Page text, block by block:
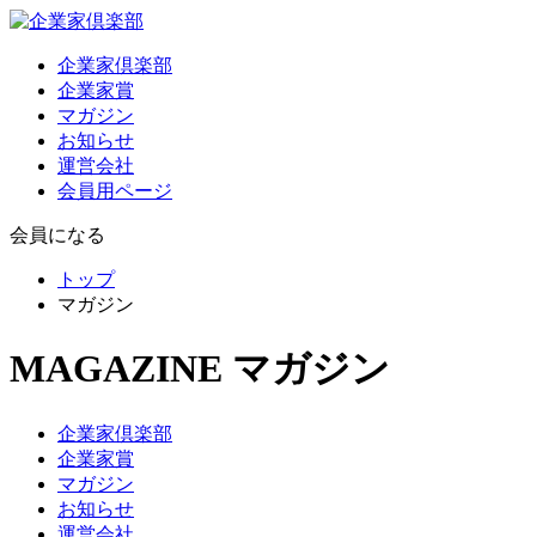
企業家倶楽部
企業家賞
マガジン
お知らせ
運営会社
会員用ページ
会員になる
トップ
マガジン
MAGAZINE マガジン
企業家倶楽部
企業家賞
マガジン
お知らせ